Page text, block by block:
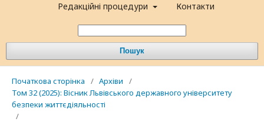
Редакційні процедури Контакти
Пошук
Початкова сторінка / Архіви
/
Том 32 (2025): Вісник Львівського державного університету
безпеки життєдіяльності
/